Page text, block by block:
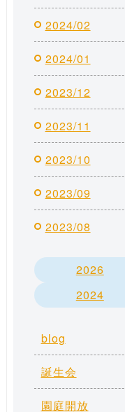
2024/02
2024/01
2023/12
2023/11
2023/10
2023/09
2023/08
2026
2024
blog
誕生会
園庭開放